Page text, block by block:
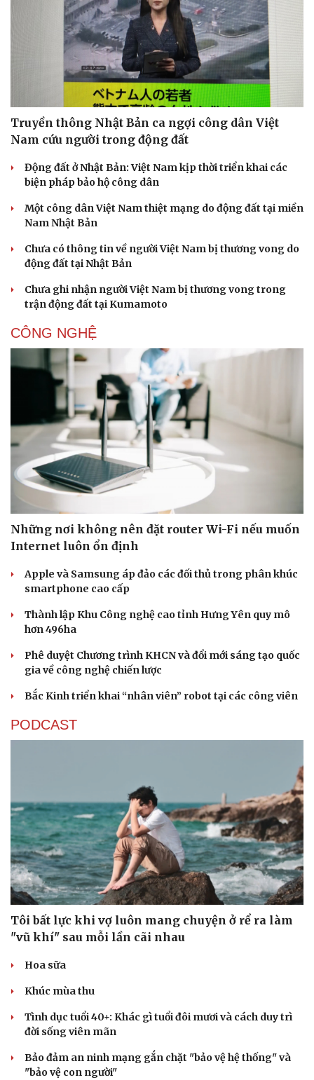
Doanh nhân
Vì cộng đồng
Trải nghiệm
Chuyển đổi số
Sức khỏe
Dinh dưỡng - món ngon
Sản phụ khoa
Nam khoa
Làm đẹp - giảm cân
Phòng mạch online
Ăn sạch sống khỏe
Đời sống
Nhà đẹp
Truyền thông Nhật Bản ca ngợi công dân Việt
Nam cứu người trong động đất
Động đất ở Nhật Bản: Việt Nam kịp thời triển khai các
biện pháp bảo hộ công dân
Một công dân Việt Nam thiệt mạng do động đất tại miền
Nam Nhật Bản
Chưa có thông tin về người Việt Nam bị thương vong do
động đất tại Nhật Bản
Chưa ghi nhận người Việt Nam bị thương vong trong
trận động đất tại Kumamoto
CÔNG NGHỆ
Những nơi không nên đặt router Wi-Fi nếu muốn
Internet luôn ổn định
Apple và Samsung áp đảo các đối thủ trong phân khúc
smartphone cao cấp
Thành lập Khu Công nghệ cao tỉnh Hưng Yên quy mô
hơn 496ha
Phê duyệt Chương trình KHCN và đổi mới sáng tạo quốc
gia về công nghệ chiến lược
Bắc Kinh triển khai “nhân viên” robot tại các công viên
PODCAST
Tôi bất lực khi vợ luôn mang chuyện ở rể ra làm
"vũ khí" sau mỗi lần cãi nhau
Hoa sữa
Khúc mùa thu
Tình dục tuổi 40+: Khác gì tuổi đôi mươi và cách duy trì
đời sống viên mãn
Bảo đảm an ninh mạng gắn chặt "bảo vệ hệ thống" và
"bảo vệ con người"